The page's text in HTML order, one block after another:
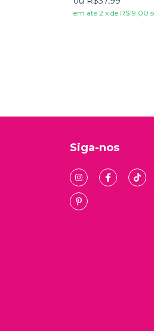
em até 2 x de R$19,00
Siga-nos